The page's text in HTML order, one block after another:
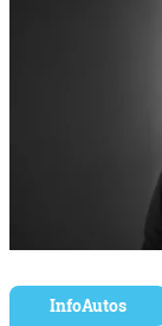
InfoAutos